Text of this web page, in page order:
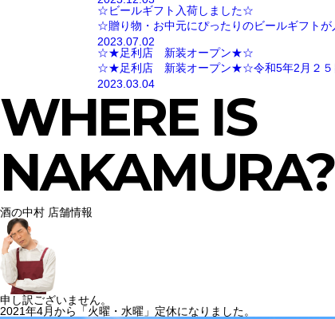
☆ビールギフト入荷しました☆
☆贈り物・お中元にぴったりのビールギフト
2023.07.02
☆★足利店 新装オープン★☆
☆★足利店 新装オープン★☆令和5年2月２５日
2023.03.04
WHERE IS
NAKAMURA?
酒の中村 店舗情報
申し訳ございません。
2021年4月から「火曜・水曜」定休になりました。